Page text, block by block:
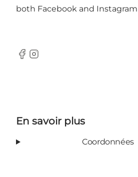
both Facebook and Instagram
Facebook
Instagram
En savoir plus
Coordonnées